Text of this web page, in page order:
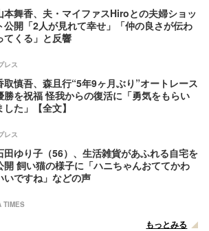
本舞香、夫・マイファスHiroとの夫婦ショッ
公開「2人が見れて幸せ」「仲の良さが伝わ
てくる」と反響
レス
取慎吾、森且行“5年9ヶ月ぶり”オートレース
勝を祝福 怪我からの復活に「勇気をもらい
した」【全文】
レス
田ゆり子（56）、生活雑貨があふれる自宅を
開 飼い猫の様子に「ハニちゃんおててかわ
いですね」などの声
TIMES
もっとみる